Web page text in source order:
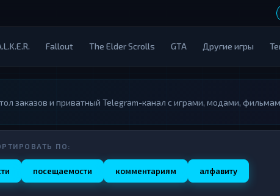
Fallout The Elder Scrolls GTA Другие игры
заказов и приватный Telegram-канал с играми, модами,
ПО:
посещаемости комментариям алфавиту